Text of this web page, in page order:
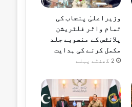
وزیراعلیٰ پنجاب کی
تمام واٹر فلٹریشن
پلانٹس کے منصوبے جلد
مکمل کرنے کی ہدایت
2 گھنٹے پہلے